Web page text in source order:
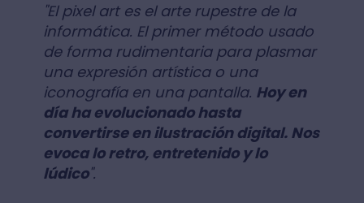
"El pixel art es el arte rupestre de la
informática. El primer método usado
de forma rudimentaria para plasmar
una expresión artística o una
iconografía en una pantalla. Hoy en
día ha evolucionado hasta
convertirse en ilustración digital. Nos
evoca lo retro, entretenido y lo
lúdico".